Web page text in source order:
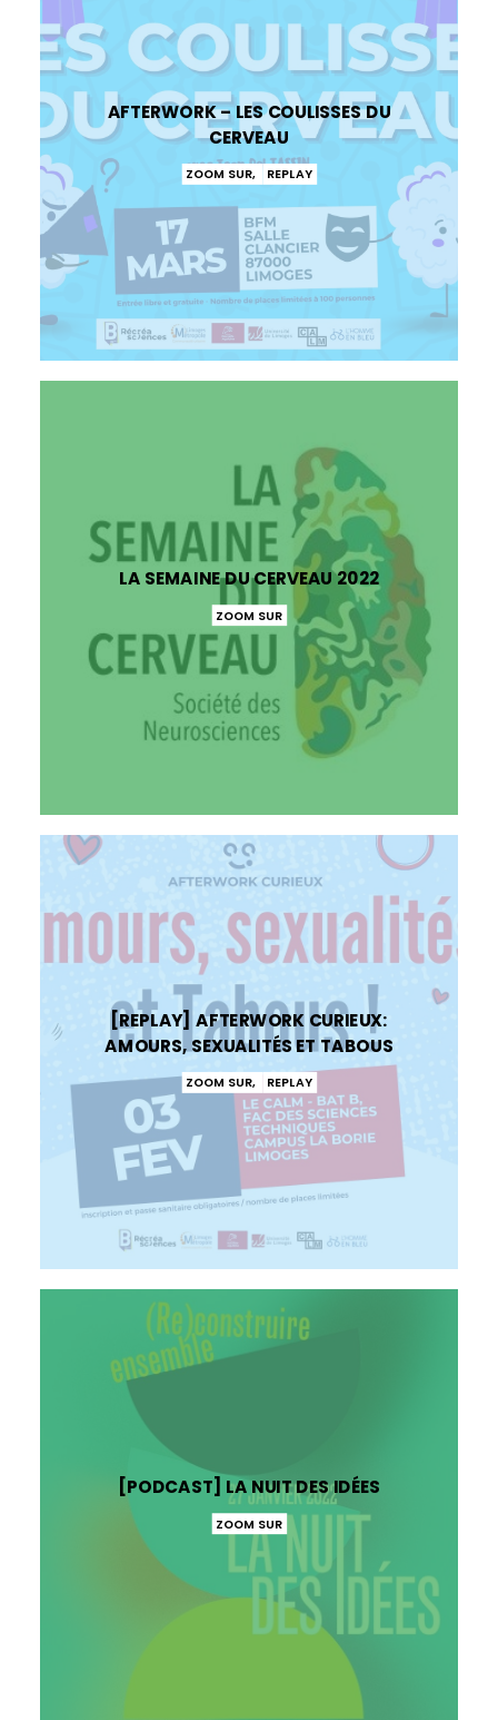
AFTERWORK – LES COULISSES DU
CERVEAU
ZOOM SUR, REPLAY
LA SEMAINE DU CERVEAU 2022
ZOOM SUR
[REPLAY] AFTERWORK CURIEUX:
AMOURS, SEXUALITÉS ET TABOUS
ZOOM SUR, REPLAY
[PODCAST] LA NUIT DES IDÉES
ZOOM SUR